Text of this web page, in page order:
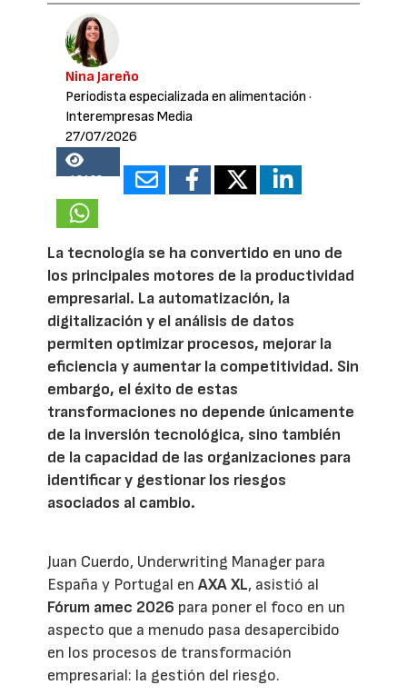
Nina Jareño
Periodista especializada en alimentación ·
Interempresas Media
27/07/2026
18168
La tecnología se ha convertido en uno de
los principales motores de la productividad
empresarial. La automatización, la
digitalización y el análisis de datos
permiten optimizar procesos, mejorar la
eficiencia y aumentar la competitividad. Sin
embargo, el éxito de estas
transformaciones no depende únicamente
de la inversión tecnológica, sino también
de la capacidad de las organizaciones para
identificar y gestionar los riesgos
asociados al cambio.
Juan Cuerdo, Underwriting Manager para
España y Portugal enAXA XL, asistió al
Fórum amec 2026 para poner el foco en un
aspecto que a menudo pasa desapercibido
en los procesos de transformación
empresarial: la gestión del riesgo.